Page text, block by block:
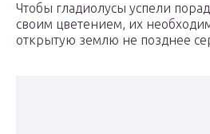
Чтобы гладиолусы успели
своим цветением, их
открытую землю не позднее